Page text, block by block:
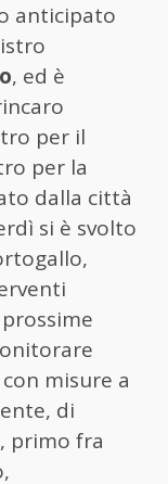
anticipato
, ed è
per il
per la
dalla città
si è svolto
misure a
di
primo fra